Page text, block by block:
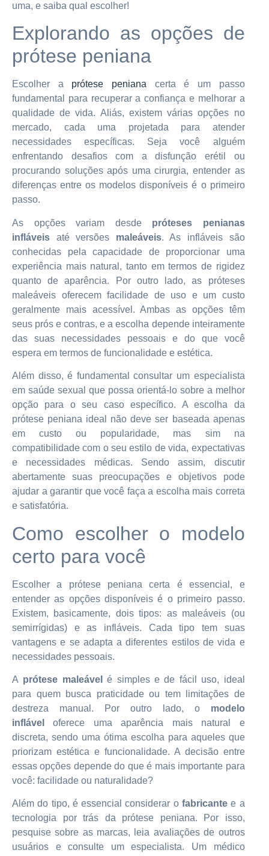
uma, e saiba qual escolher!
Explorando as opções de
prótese peniana
Escolher a prótese peniana certa é um passo
fundamental para recuperar a confiança e melhorar a
qualidade de vida. Aliás, existem várias opções no
mercado, cada uma projetada para atender
necessidades específicas. Seja você alguém
enfrentando desafios com a disfunção erétil ou
procurando soluções após uma cirurgia, entender as
diferenças entre os modelos disponíveis é o primeiro
passo.
As opções variam desde próteses penianas
infláveis até versões maleáveis. As infláveis são
conhecidas pela capacidade de proporcionar uma
experiência mais natural, tanto em termos de rigidez
quanto de aparência. Por outro lado, as próteses
maleáveis oferecem facilidade de uso e um custo
geralmente mais acessível. Ambas as opções têm
seus prós e contras, e a escolha depende inteiramente
das suas necessidades pessoais e do que você
espera em termos de funcionalidade e estética.
Além disso, é fundamental consultar um especialista
em saúde sexual que possa orientá-lo sobre a melhor
opção para o seu caso específico. A escolha da
prótese peniana ideal não deve ser baseada apenas
em custo ou popularidade, mas sim na
compatibilidade com o seu estilo de vida, expectativas
e necessidades médicas. Sendo assim, discutir
abertamente suas preocupações e objetivos pode
ajudar a garantir que você faça a escolha mais correta
e satisfatória.
Como escolher o modelo
certo para você
Escolher a prótese peniana certa é essencial, e
entender as opções disponíveis é o primeiro passo.
Existem, basicamente, dois tipos: as maleáveis (ou
semirrígidas) e as infláveis. Cada tipo tem suas
vantagens e se adapta a diferentes estilos de vida e
necessidades pessoais.
A prótese maleável
é simples e de fácil uso, ideal
para quem busca praticidade ou tem limitações de
destreza manual. Por outro lado, o modelo
inflável
oferece uma aparência mais natural e
discreta, sendo uma ótima escolha para aqueles que
priorizam estética e funcionalidade. A decisão entre
essas opções depende do que é mais importante para
você: facilidade ou naturalidade?
Além do tipo, é essencial considerar ofabricante e a
tecnologia por trás da prótese peniana. Por isso,
pesquise sobre as marcas, leia avaliações de outros
usuários e consulte um especialista. Um médico